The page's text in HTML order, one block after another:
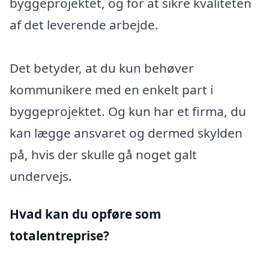
af det leverende arbejde.
Det betyder, at du kun behøver
kommunikere med en enkelt part i
byggeprojektet. Og kun har et firma, du
kan lægge ansvaret og dermed skylden
på, hvis der skulle gå noget galt
undervejs.
Hvad kan du opføre som
totalentreprise?